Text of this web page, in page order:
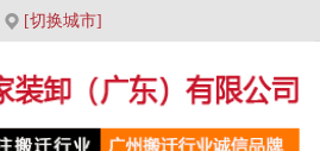
[切换城市]